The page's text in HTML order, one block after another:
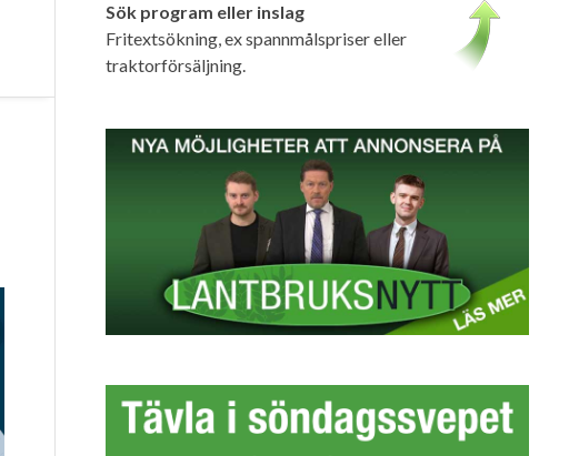
Sök program eller inslag
Fritextsökning, ex spannmålspriser eller
traktorförsäljning.